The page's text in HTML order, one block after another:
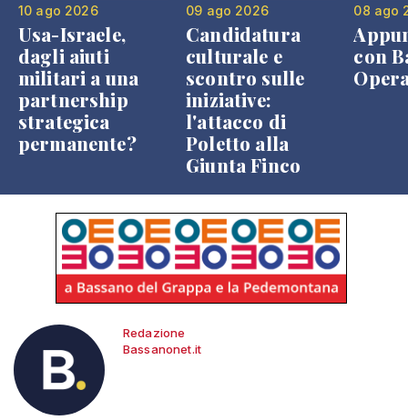
10 ago 2026
Usa-Israele,
dagli aiuti
militari a una
partnership
strategica
permanente?
09 ago 2026
Candidatura
culturale e
scontro sulle
iniziative:
l'attacco di
Poletto alla
Giunta Finco
08 ago
con
Redazione
Bassanonet.it